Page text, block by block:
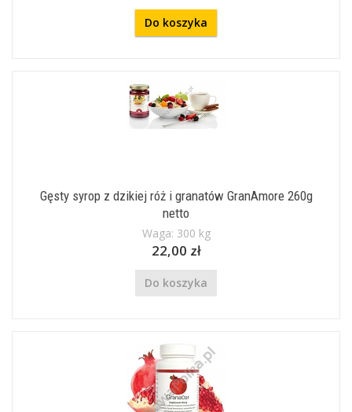
Do koszyka
Gęsty syrop z dzikiej róż i granatów GranAmore 260g
netto
Waga: 300 kg
22,00 zł
Do koszyka